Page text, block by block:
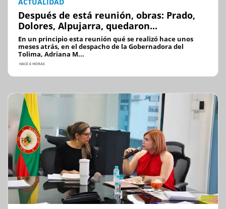
ACTUALIDAD
Después de está reunión, obras: Prado,
Dolores, Alpujarra, quedaron...
En un principio esta reunión qué se realizó hace unos
meses atrás, en el despacho de la Gobernadora del
Tolima, Adriana M...
HACE 6 HORAS